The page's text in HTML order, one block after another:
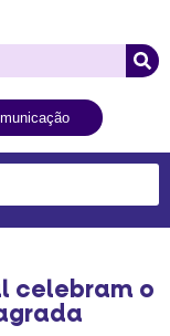
celebram o